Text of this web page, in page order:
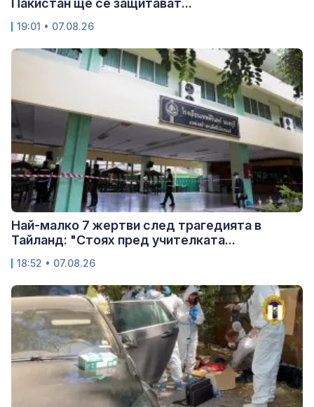
Пакистан ще се защитават...
19:01 • 07.08.26
Най-малко 7 жертви след трагедията в
Тайланд: "Стоях пред учителката...
18:52 • 07.08.26